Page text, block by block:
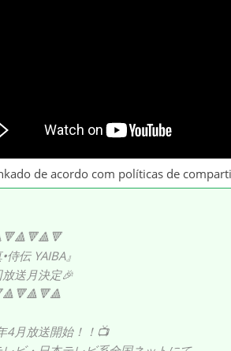
de acordo com políticas de
伝 YAIBA』
放送月決定🎉
4月放送開始！！📺